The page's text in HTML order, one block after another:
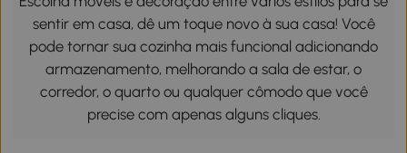
sentir em casa, dê um toque novo à sua casa! Você
pode tornar sua cozinha mais funcional adicionando
armazenamento, melhorando a sala de estar, o
corredor, o quarto ou qualquer cômodo que você
precise com apenas alguns cliques.